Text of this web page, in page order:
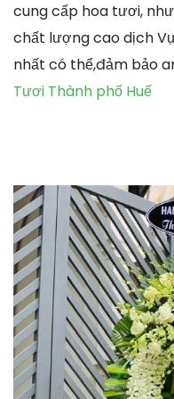
cung cấp hoa tươi,
chất lượng cao dịch
nhất có thể,đảm bảo
Tươi Thành phố Huế